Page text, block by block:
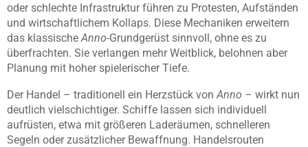
oder schlechte Infrastruktur führen zu Protesten, Aufständen
und wirtschaftlichem Kollaps. Diese Mechaniken erweitern
das klassischeAnno-Grundgerüst sinnvoll, ohne es zu
überfrachten. Sie verlangen mehr Weitblick, belohnen aber
Planung mit hoher spielerischer Tiefe.
Der Handel – traditionell ein Herzstück vonAnno – wirkt nun
deutlich vielschichtiger. Schiffe lassen sich individuell
aufrüsten, etwa mit größeren Laderäumen, schnelleren
Segeln oder zusätzlicher Bewaffnung. Handelsrouten